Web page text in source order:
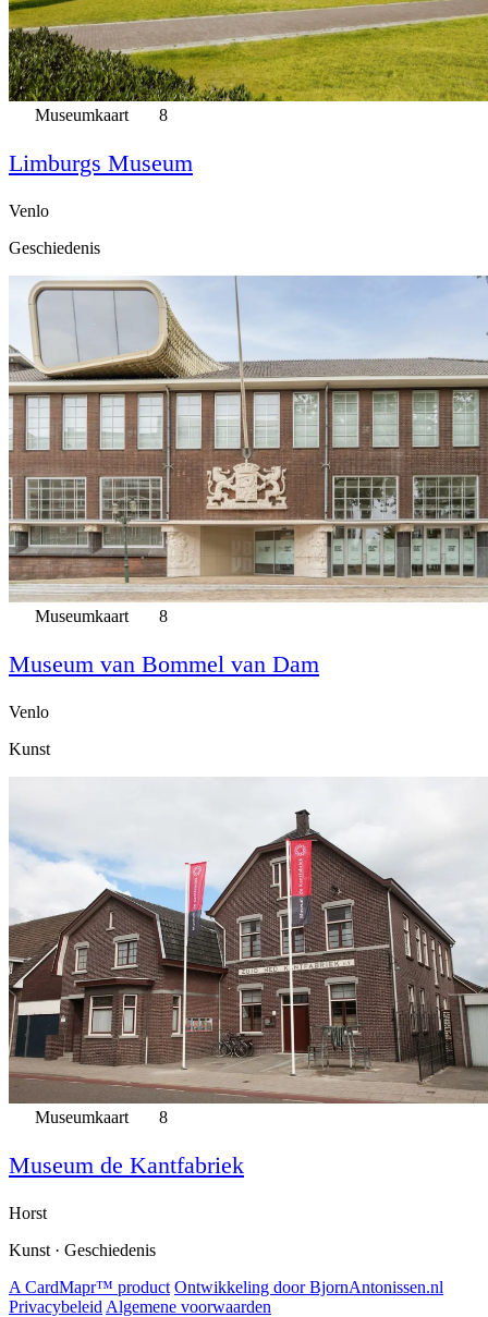
Museumkaart 8
Limburgs Museum
Venlo
Geschiedenis
Museumkaart 8
Museum van Bommel van Dam
Venlo
Kunst
Museumkaart 8
Museum de Kantfabriek
Horst
Kunst · Geschiedenis
A CardMapr™ product Ontwikkeling door BjornAntonissen.nl
Privacybeleid Algemene voorwaarden